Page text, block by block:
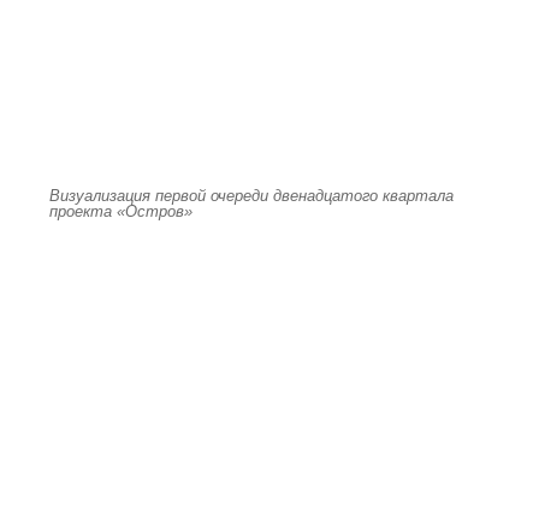
Визуализация первой очереди двенадцатого квартала
проекта «Остров»